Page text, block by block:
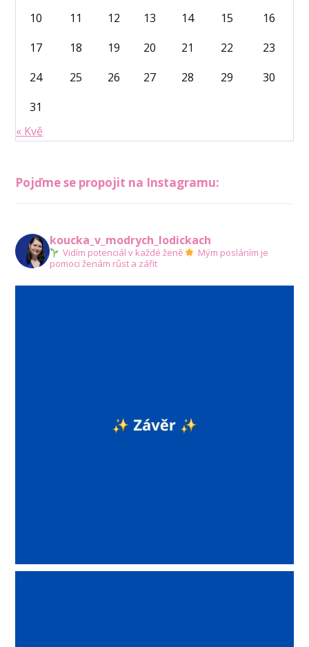
10 11 12 13 14 15
16
17
18 19 20 21 22
23
24
25 26 27 28 29
30
31
« Kvě
Pojďme se propojit na Instagramu:
koucka_v_modrych_lodickach
Vidím potenciál v každé ženě
Mým posláním je
pomoci ženám růst a zářit